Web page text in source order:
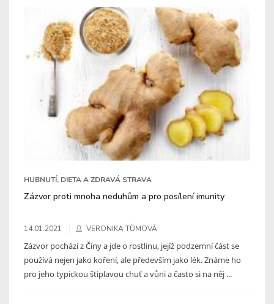
HUBNUTÍ, DIETA A ZDRAVÁ STRAVA
Zázvor proti mnoha neduhům a pro posílení imunity
14.01.2021 VERONIKA TŮMOVÁ
Zázvor pochází z Číny a jde o rostlinu, jejíž podzemní část se
používá nejen jako koření, ale především jako lék. Známe ho
pro jeho typickou štiplavou chuť a vůni a často si na něj ...